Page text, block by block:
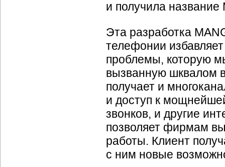
и получила название
Эта разработка
телефонии
проблемы, которую
вызванную шквалом
получает и
и доступ к
звонков, и другие
позволяет фирмам
работы. Клиент
с ним новые